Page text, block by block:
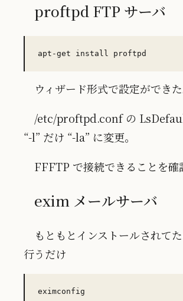
proftpd FTP サーバ
ウィザード形式で設定ができた
/etc/proftpd.conf の
“-l” だけ “-la” に変更。
FFFTP で接続できることを確
exim メールサーバ
もともとインストールされて
行うだけ